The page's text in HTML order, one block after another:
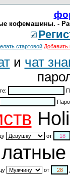
кофемашины. -
стартовой Добавить
и чат
от
от